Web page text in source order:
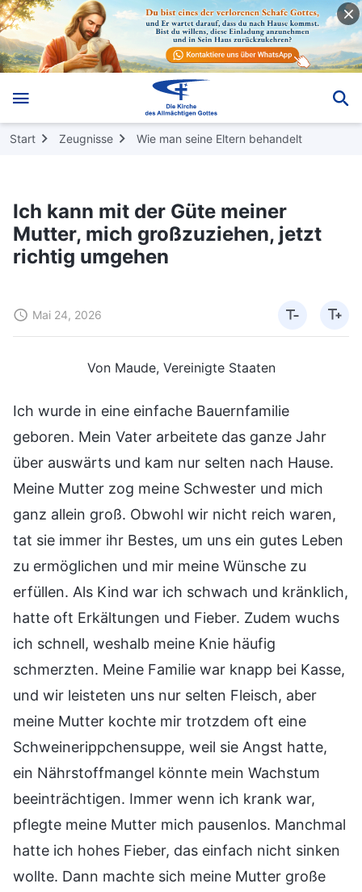
Start Zeugnisse Wie man seine Eltern behandelt
Ich kann mit der Güte meiner
Mutter, mich großzuziehen, jetzt
richtig umgehen
Mai 24, 2026
Von Maude, Vereinigte Staaten
Ich wurde in eine einfache Bauernfamilie
geboren. Mein Vater arbeitete das ganze Jahr
über auswärts und kam nur selten nach Hause.
Meine Mutter zog meine Schwester und mich
ganz allein groß. Obwohl wir nicht reich waren,
tat sie immer ihr Bestes, um uns ein gutes Leben
zu ermöglichen und mir meine Wünsche zu
erfüllen. Als Kind war ich schwach und kränklich,
hatte oft Erkältungen und Fieber. Zudem wuchs
ich schnell, weshalb meine Knie häufig
schmerzten. Meine Familie war knapp bei Kasse,
und wir leisteten uns nur selten Fleisch, aber
meine Mutter kochte mir trotzdem oft eine
Schweinerippchensuppe, weil sie Angst hatte,
ein Nährstoffmangel könnte mein Wachstum
beeinträchtigen. Immer wenn ich krank war,
pflegte meine Mutter mich pausenlos. Manchmal
hatte ich hohes Fieber, das einfach nicht sinken
wollte. Dann machte sich meine Mutter große